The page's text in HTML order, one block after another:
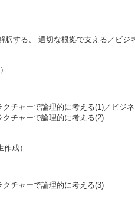
する、 適切な根拠で支える／ビジ
チャーで論理的に考える(1)／ビジ
チャーで論理的に考える(2)
成）
チャーで論理的に考える(3)